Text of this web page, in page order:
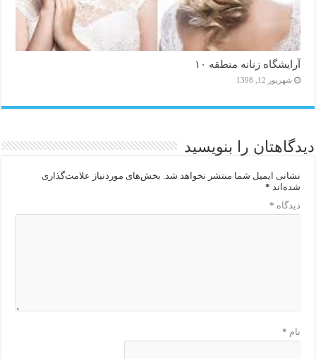
آرایشگاه زنانه منطقه ۱۰
شهریور 12, 1398
دیدگاهتان را بنویسید
نشانی ایمیل شما منتشر نخواهد شد. بخش‌های موردنیاز علامت‌گذاری
شده‌اند *
دیدگاه *
نام *